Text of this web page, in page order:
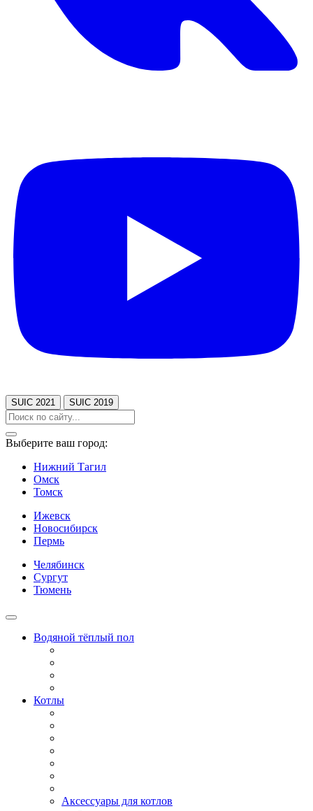
SUIC 2021 SUIC 2019
Выберите ваш город:
Нижний Тагил
Омск
Томск
Ижевск
Новосибирск
Пермь
Челябинск
Сургут
Тюмень
Водяной тёплый пол
Котлы
Аксессуары для котлов